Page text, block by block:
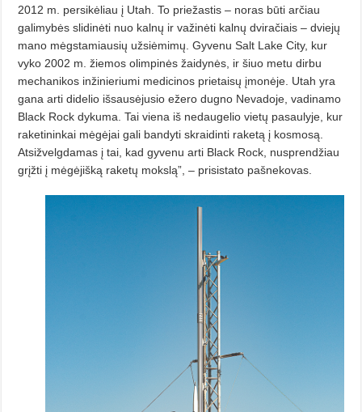
2012 m. persikėliau į Utah. To priežastis – no­ras būti arčiau
galimybės slidinėti nuo kalnų ir važinėti kalnų dviračiais – dviejų
mano mėgstamiausių užsiėmimų. Gyvenu Salt Lake City, kur
vyko 2002 m. žiemos olimpinės žaidynės, ir šiuo metu dirbu
mecha­nikos inžinieriumi medicinos prie­taisų įmonėje. Utah yra
gana arti di­delio išsausėjusio ežero dugno Neva­doje, vadinamo
Black Rock dykuma. Tai viena iš nedaugelio vietų pasau­lyje, kur
raketininkai mėgėjai gali bandyti skraidinti raketą į kosmosą.
Atsižvelgdamas į tai, kad gyvenu arti Black Rock, nusprendžiau
grįžti į mė­gėjišką raketų mokslą”, – prisistato pašnekovas.